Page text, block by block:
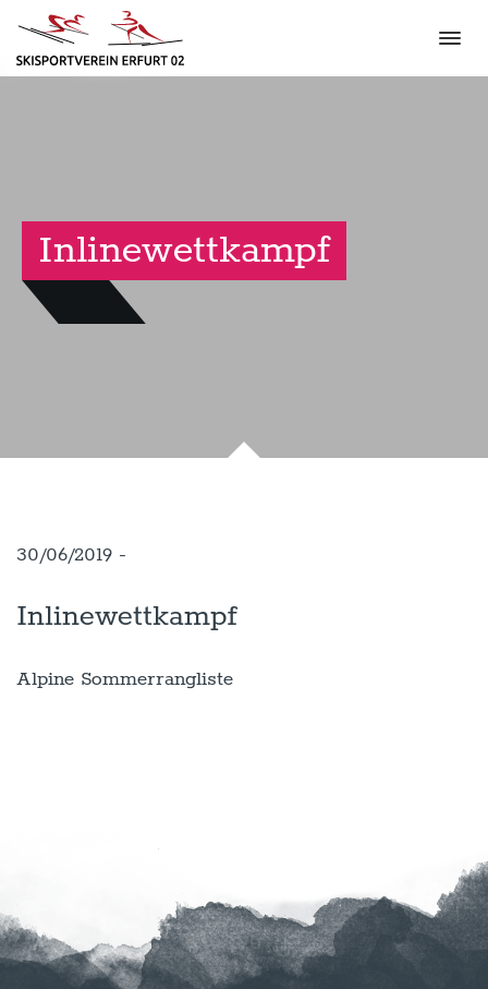
Inlinewettkampf
30/06/2019 -
Inlinewettkampf
Alpine Sommerrangliste